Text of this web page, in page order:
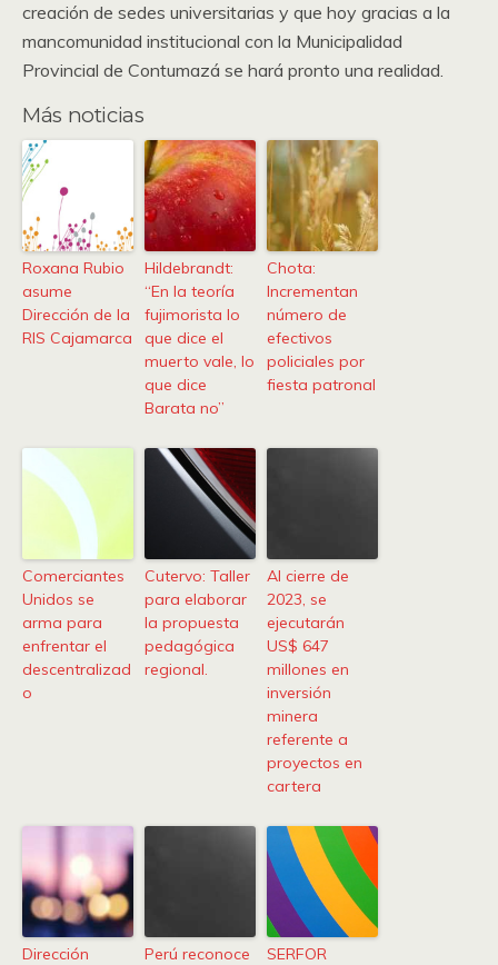
creación de sedes universitarias y que hoy gracias a la
mancomunidad institucional con la Municipalidad
Provincial de Contumazá se hará pronto una realidad.
Más noticias
Roxana Rubio
asume
Dirección de la
RIS Cajamarca
Hildebrandt:
“En la teoría
fujimorista lo
que dice el
muerto vale, lo
que dice
Barata no”
Chota:
Incrementan
número de
efectivos
policiales por
fiesta patronal
Comerciantes
Unidos se
arma para
enfrentar el
descentralizad
o
Cutervo: Taller
para elaborar
la propuesta
pedagógica
regional.
Al cierre de
2023, se
ejecutarán
US$ 647
millones en
inversión
minera
referente a
proyectos en
cartera
Dirección
Perú reconoce
SERFOR